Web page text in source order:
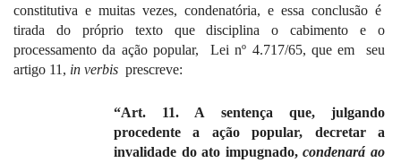
constitutiva e muitas vezes, condenatória, e essa conclusão é
tirada do próprio texto que disciplina o cabimento e o
processamento da ação popular,
Lei nº 4.717/65, que em
seu
artigo 11, in verbis prescreve:
“Art. 11. A sentença que, julgando
procedente a ação popular, decretar a
invalidade do ato impugnado,condenará ao